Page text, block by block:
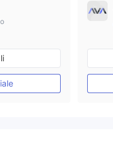
Australia